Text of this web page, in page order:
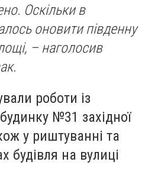
Оскільки в
оновити південну
– наголосив
роботи із
№31 західної
у риштуванні та
будівля на вулиці